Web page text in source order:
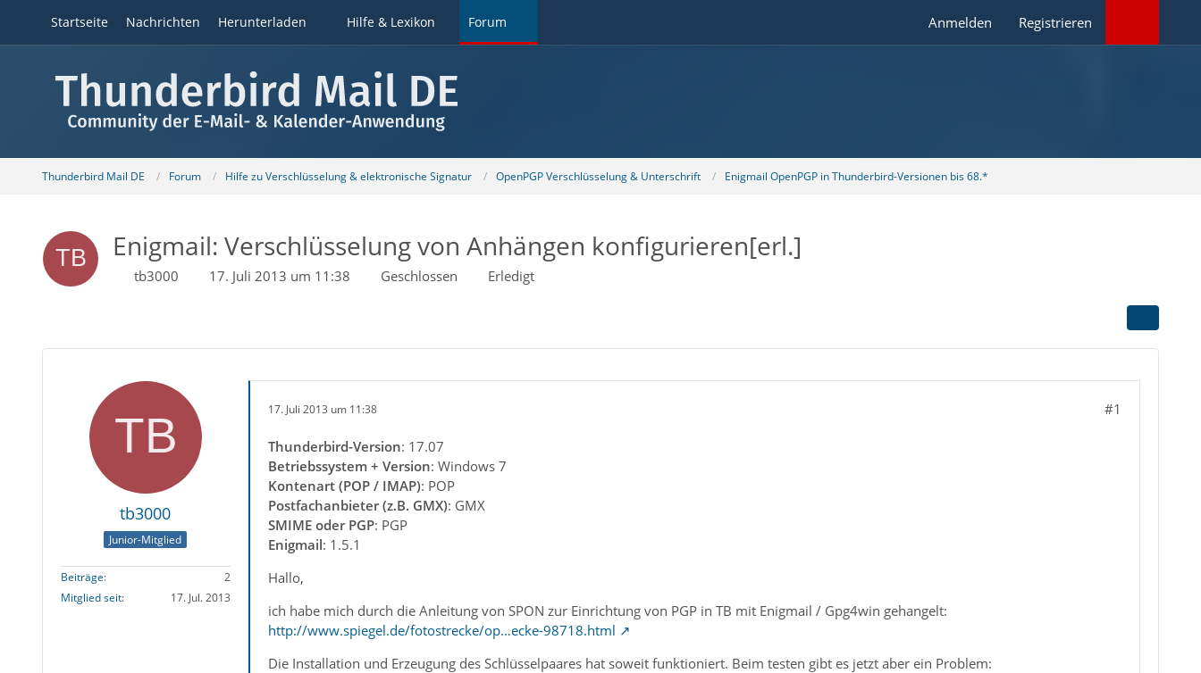
Startseite Nachrichten Herunterladen Hilfe & Lexikon Forum Anmelden Registrieren
Thunderbird Mail DE Forum Hilfe zu Verschlüsselung & elektronische Signatur OpenPGP Verschlüsselung & Unterschrift Enigmail OpenPGP in Thunderbird-Versionen bis 68.*
Enigmail: Verschlüsselung von Anhängen konfigurieren[erl.]
tb3000 17. Juli 2013 um 11:38 Geschlossen Erledigt
tb3000
Junior-Mitglied
Beiträge
2
Mitglied seit
17. Jul. 2013
17. Juli 2013 um 11:38 #1
Thunderbird-Version: 17.07
Betriebssystem + Version: Windows 7
Kontenart (POP / IMAP): POP
Postfachanbieter (z.B. GMX): GMX
SMIME oder PGP: PGP
Enigmail: 1.5.1
Hallo,
ich habe mich durch die Anleitung von SPON zur Einrichtung von PGP in TB mit Enigmail / Gpg4win gehangelt:
http://www.spiegel.de/fotostrecke/op…ecke-98718.html
Die Installation und Erzeugung des Schlüsselpaares hat soweit funktioniert. Beim testen gibt es jetzt aber ein Problem: